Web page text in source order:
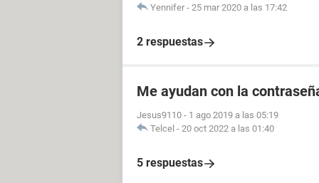
Yennifer - 25 mar 2020 a las 17:42
2 respuestas
Me ayudan con la
Jesus9110 - 1 ago 2019 a las 05:19
Telcel - 20 oct 2022 a las 01:40
5 respuestas